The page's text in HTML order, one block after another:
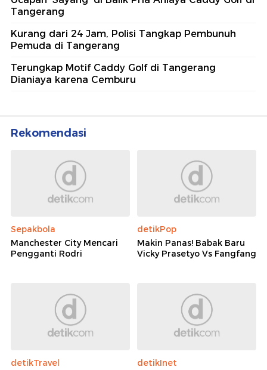
Tangerang
Kurang dari 24 Jam, Polisi Tangkap Pembunuh
Pemuda di Tangerang
Terungkap Motif Caddy Golf di Tangerang
Dianiaya karena Cemburu
Rekomendasi
Sepakbola
Manchester City Mencari
Pengganti Rodri
detikPop
Makin Panas! Babak Baru
Vicky Prasetyo Vs Fangfang
detikTravel
detikInet